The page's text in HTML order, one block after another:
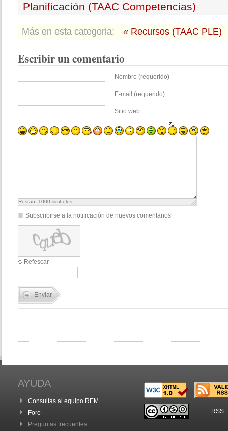
Planificación (TAAC Competencias)
Más en esta categoria: « Recursos (TAAC PLE)
Escribir un comentario
Nombre (requerido)
E-mail (requerido)
Sitio web
Restan: 1000 simbolos
Subscribirse a la notificación de nuevos comentarios
Refescar
Enviar
AYUDA
Consultas al equipo REM
Foro
Preguntas frecuentes
RSS